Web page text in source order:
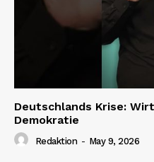
Deutschlands Krise:
Demokratie
Redaktion - May 9, 2026